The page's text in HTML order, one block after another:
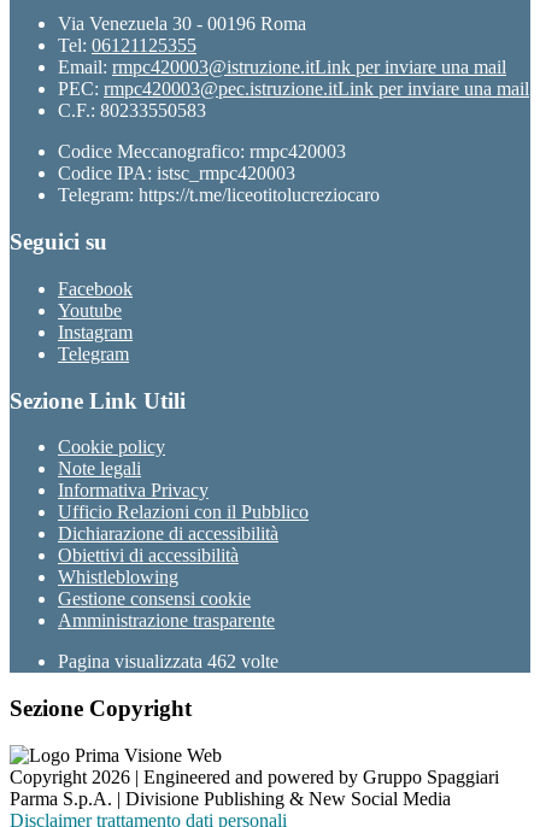
Via Venezuela 30 - 00196 Roma
Tel: 06121125355
Email: rmpc420003@istruzione.itLink per inviare una mail
PEC: rmpc420003@pec.istruzione.itLink per inviare una mail
C.F.: 80233550583
Codice Meccanografico: rmpc420003
Codice IPA: istsc_rmpc420003
Telegram: https://t.me/liceotitolucreziocaro
Seguici su
Facebook
Youtube
Instagram
Telegram
Sezione Link Utili
Cookie policy
Note legali
Informativa Privacy
Ufficio Relazioni con il Pubblico
Dichiarazione di accessibilità
Obiettivi di accessibilità
Whistleblowing
Gestione consensi cookie
Amministrazione trasparente
Pagina visualizzata 462 volte
Sezione Copyright
Copyright 2026 | Engineered and powered by Gruppo Spaggiari
Parma S.p.A. | Divisione Publishing & New Social Media
Disclaimer trattamento dati personali